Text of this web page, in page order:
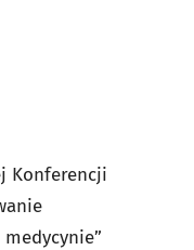
Konferencji